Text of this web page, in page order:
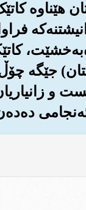
هێناوه
جێگه چۆڵ
و